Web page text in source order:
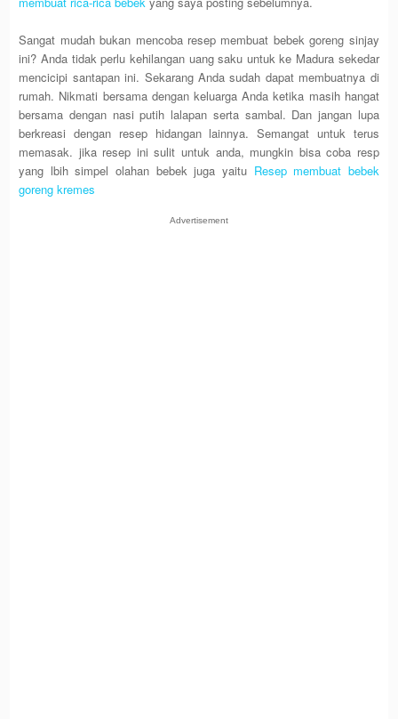
Sangat mudah bukan mencoba resep membuat bebek goreng sinjay
ini? Anda tidak perlu kehilangan uang saku untuk ke Madura sekedar
mencicipi santapan ini. Sekarang Anda sudah dapat membuatnya di
rumah. Nikmati bersama dengan keluarga Anda ketika masih hangat
bersama dengan nasi putih lalapan serta sambal. Dan jangan lupa
berkreasi dengan resep hidangan lainnya. Semangat untuk terus
memasak. jika resep ini sulit untuk anda, mungkin bisa coba resp
yang lbih simpel olahan bebek juga yaitu Resep membuat bebek
goreng kremes
Advertisement